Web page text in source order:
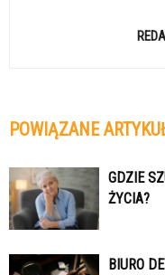
POWIĄZANE
GDZIE
ŻYCIA?
BIURO